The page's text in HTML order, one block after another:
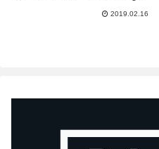
身地千葉高校サッカーの名門市立
2019.02.16